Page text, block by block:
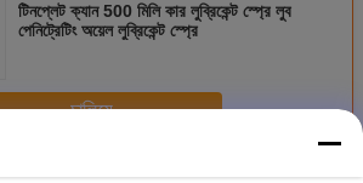
টিনপ্লেট ক্যান 500 মিলি কার লুব্রিকেন্ট স্প্রে লুব
পেনিট্রেটিং অয়েল লুব্রিকেন্ট স্প্রে
চালিয়ে
স্প্রে